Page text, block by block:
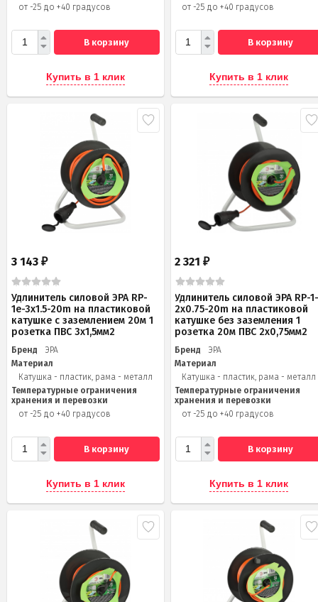
от -25 до +40 градусов
В корзину
Купить в 1 клик
от -25 до +40 градусов
В корзину
Купить в 1 клик
3 143 ₽
Удлинитель силовой ЭРА RP-
1e-3x1.5-20m на пластиковой
катушке c заземлением 20м 1
розетка ПВС 3х1,5мм2
Бренд
ЭРА
Материал
Катушка - пластик, рама - металл
Температурные ограничения
хранения и перевозки
от -25 до +40 градусов
В корзину
Купить в 1 клик
2 321₽
Удлинитель силовой ЭРА RP-
2x0.75-20m на пластиковой
катушке без заземления 1
розетка 20м ПВС 2х0,75мм2
Бренд
ЭРА
Материал
Катушка - пластик, рама - металл
Температурные ограничения
хранения и перевозки
от -25 до +40 градусов
В корзину
Купить в 1 клик